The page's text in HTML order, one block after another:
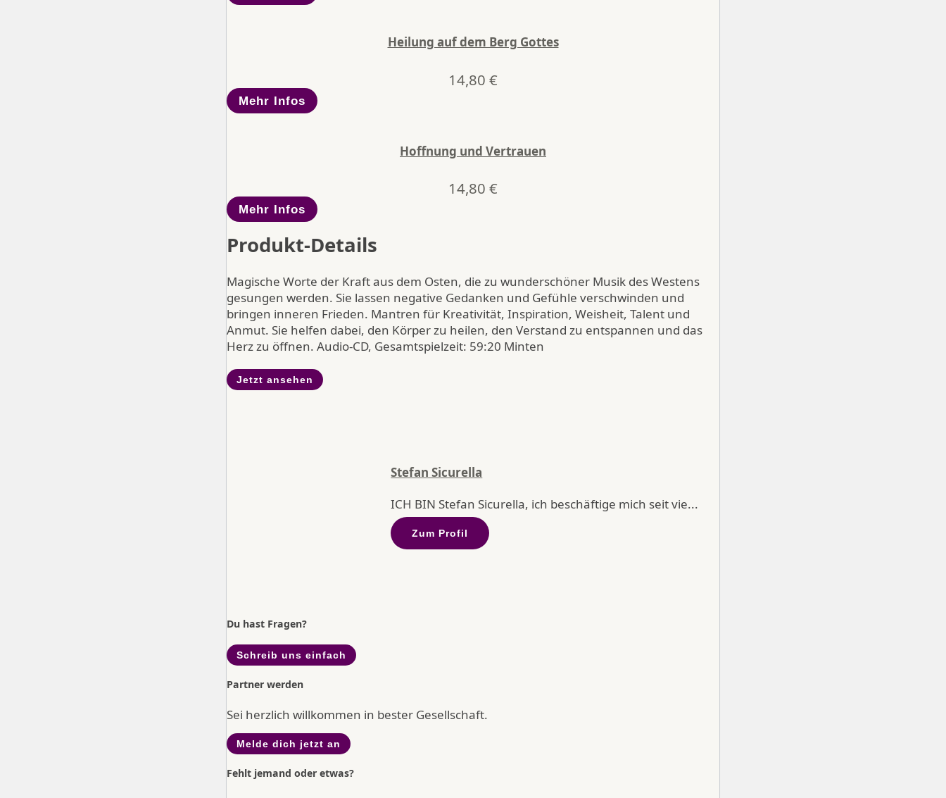
Heilung auf dem Berg Gottes
14,80 €
Mehr Infos
Hoffnung und Vertrauen
14,80 €
Mehr Infos
Produkt-Details
Magische Worte der Kraft aus dem Osten, die zu wunderschöner Musik des Westens
gesungen werden. Sie lassen negative Gedanken und Gefühle verschwinden und
bringen inneren Frieden. Mantren für Kreativität, Inspiration, Weisheit, Talent und
Anmut. Sie helfen dabei, den Körper zu heilen, den Verstand zu entspannen und das
Herz zu öffnen. Audio-CD, Gesamtspielzeit: 59:20 Minten
Jetzt ansehen
Stefan Sicurella
ICH BIN Stefan Sicurella, ich beschäftige mich seit vie...
Zum Profil
Du hast Fragen?
Schreib uns einfach
Partner werden
Sei herzlich willkommen in bester Gesellschaft.
Melde dich jetzt an
Fehlt jemand oder etwas?